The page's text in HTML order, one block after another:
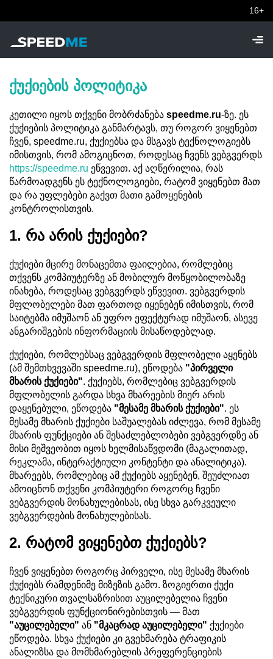
16+
ქუქიების პოლიტიკა
კეთილი იყოს თქვენი მობრძანება speedme.ru-ზე. ეს
ქუქიების პოლიტიკა განმარტავს, თუ როგორ ვიყენებთ
ჩვენ, speedme.ru, ქუქიებსა და მსგავს ტექნოლოგიებს
იმისთვის, რომ ამოგიცნოთ, როდესაც ჩვენს ვებგვერდს
https://speedme.ru ეწვევით. აქ აღწერილია, რას
წარმოადგენს ეს ტექნოლოგიები, რატომ ვიყენებთ მათ
და რა უფლებები გაქვთ მათი გამოყენების
კონტროლისთვის.
1. რა არის ქუქიები?
ქუქიები მცირე მონაცემთა ფაილებია, რომლებიც
თქვენს კომპიუტერზე ან მობილურ მოწყობილობაზე
ინახება, როდესაც ვებგვერდს ეწვევით. ვებგვერდის
მფლობელები მათ ფართოდ იყენებენ იმისთვის, რომ
საიტებმა იმუშაონ ან უფრო ეფექტურად იმუშაონ, ასევე
ანგარიშგების ინფორმაციის მისაწოდებლად.
ქუქიები, რომლებსაც ვებგვერდის მფლობელი აყენებს
(ამ შემთხვევაში speedme.ru), ეწოდება "პირველი
მხარის ქუქიები". ქუქიებს, რომლებიც ვებგვერდის
მფლობელის გარდა სხვა მხარეების მიერ არის
დაყენებული, ეწოდება "მესამე მხარის ქუქიები". ეს
მესამე მხარის ქუქიები საშუალებას იძლევა, რომ მესამე
მხარის ფუნქციები ან შესაძლებლობები ვებგვერდზე ან
მისი მეშვეობით იყოს ხელმისაწვდომი (მაგალითად,
რეკლამა, ინტერაქტიული კონტენტი და ანალიტიკა).
მხარეებს, რომლებიც ამ ქუქიებს აყენებენ, შეუძლიათ
ამოიცნონ თქვენი კომპიუტერი როგორც ჩვენი
ვებგვერდის მონახულებისას, ისე სხვა გარკვეული
ვებგვერდების მონახულებისას.
2. რატომ ვიყენებთ ქუქიებს?
ჩვენ ვიყენებთ როგორც პირველი, ისე მესამე მხარის
ქუქიებს რამდენიმე მიზეზის გამო. ზოგიერთი ქუქი
ტექნიკური თვალსაზრისით აუცილებელია ჩვენი
ვებგვერდის ფუნქციონირებისთვის — მათ
"აუცილებელი" ან "მკაცრად აუცილებელი" ქუქიები
ეწოდება. სხვა ქუქიები კი გვეხმარება ტრაფიკის
ანალიზსა და მომხმარებლის პრეფერენციების